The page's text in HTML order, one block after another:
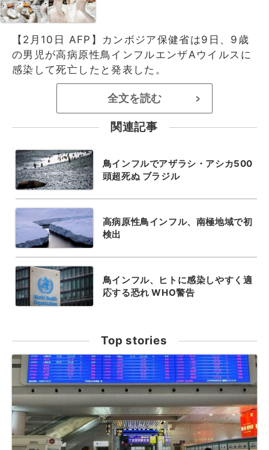
【2月10日 AFP】カンボジア保健省は9日、9歳
の男児が高病原性鳥インフルエンザAウイルスに
感染して死亡したと発表した。
全文を読む >
関連記事
鳥インフルでアザラシ・アシカ500
頭超死ぬ ブラジル
高病原性鳥インフル、南極地域で初
検出
鳥インフル、ヒトに感染しやすく適
応する恐れ WHO警告
Top stories